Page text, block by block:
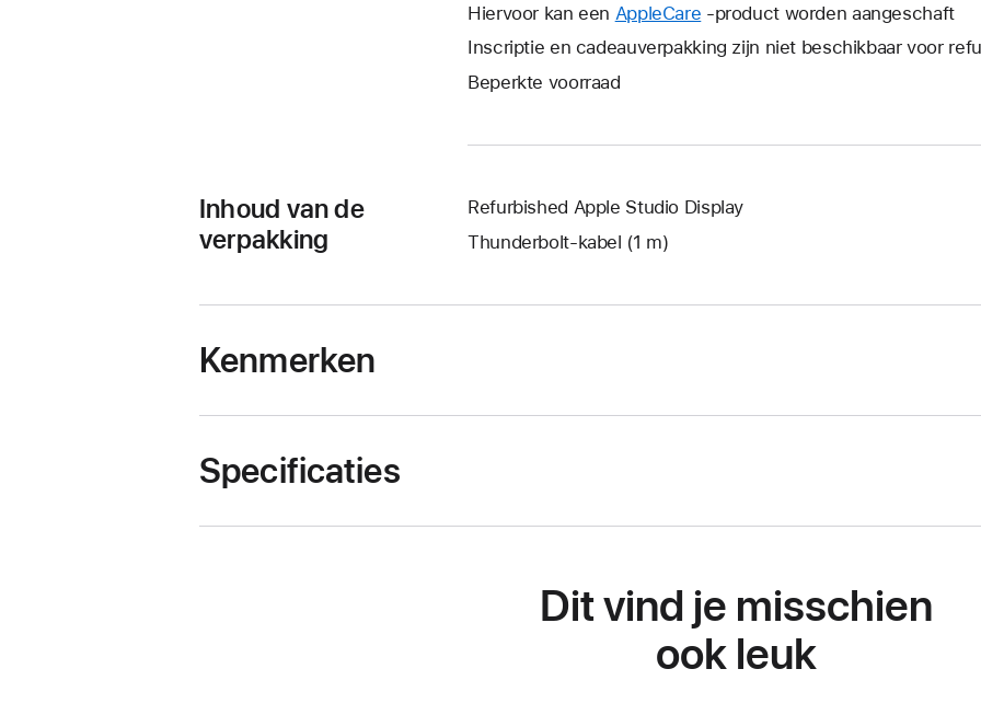
een
nieuw
Hiervoor kan een AppleCare Hierdoor
wordt
venster
-product worden aangeschaft
Inscriptie en cadeauverpakking zijn niet beschikbaar voor
Beperkte voorraad
Inhoud van de
verpakking
Refurbished Apple Studio Display
Thunderbolt-kabel (1 m)
Kenmerken
Specificaties
Dit vind je misschien
ook leuk